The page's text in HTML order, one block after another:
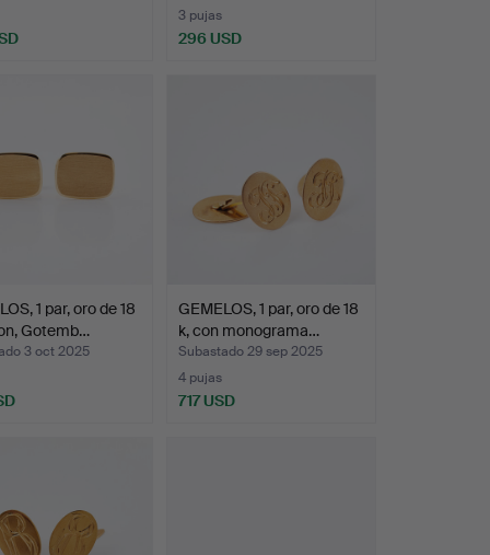
3 pujas
296 USD
1 par, oro de 18
Gotemb…
3 oct 2025
GEMELOS, 1 par, oro de 18
k, con monograma…
Subastado 29 sep 2025
4 pujas
717 USD